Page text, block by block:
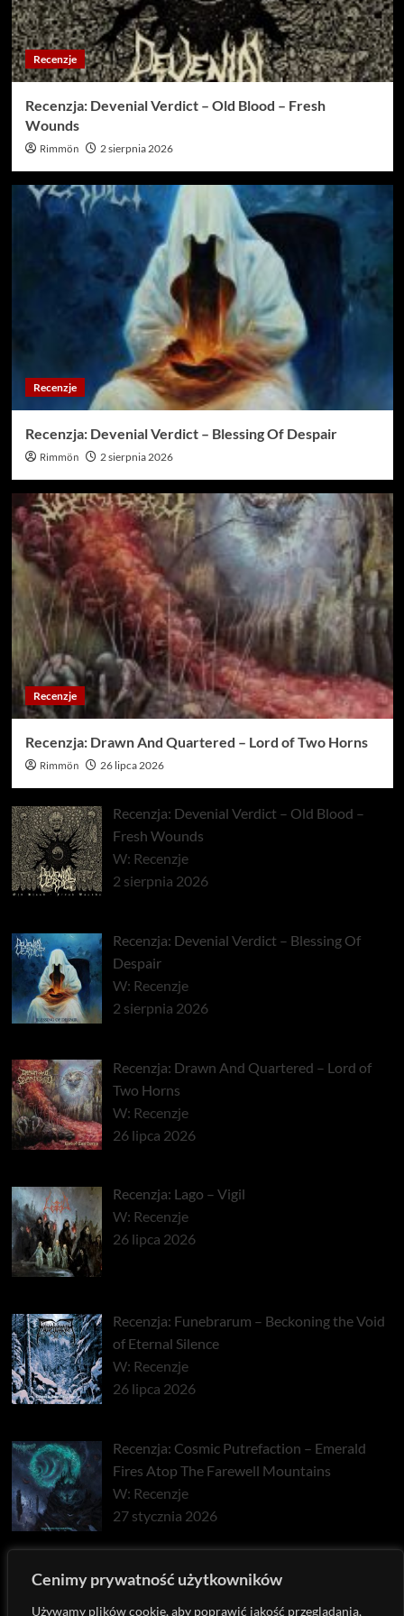
Cenimy prywatność użytkowników
Używamy plików cookie, aby poprawić jakość przeglądania,
Recenzje
Recenzja: Devenial Verdict – Old Blood – Fresh
Wounds
Rimmön 2 sierpnia 2026
Recenzje
Recenzja: Devenial Verdict – Blessing Of Despair
Rimmön 2 sierpnia 2026
Recenzje
Recenzja: Drawn And Quartered – Lord of Two Horns
Rimmön 26 lipca 2026
Recenzja: Devenial Verdict – Old Blood –
Fresh Wounds
W: Recenzje
2 sierpnia 2026
Recenzja: Devenial Verdict – Blessing Of
Despair
W: Recenzje
2 sierpnia 2026
Recenzja: Drawn And Quartered – Lord of
Two Horns
W: Recenzje
26 lipca 2026
Recenzja: Lago – Vigil
W: Recenzje
26 lipca 2026
Recenzja: Funebrarum – Beckoning the Void
of Eternal Silence
W: Recenzje
26 lipca 2026
Recenzja: Cosmic Putrefaction – Emerald
Fires Atop The Farewell Mountains
W: Recenzje
27 stycznia 2026
Recenzja: Pyrrhon – Exhaust